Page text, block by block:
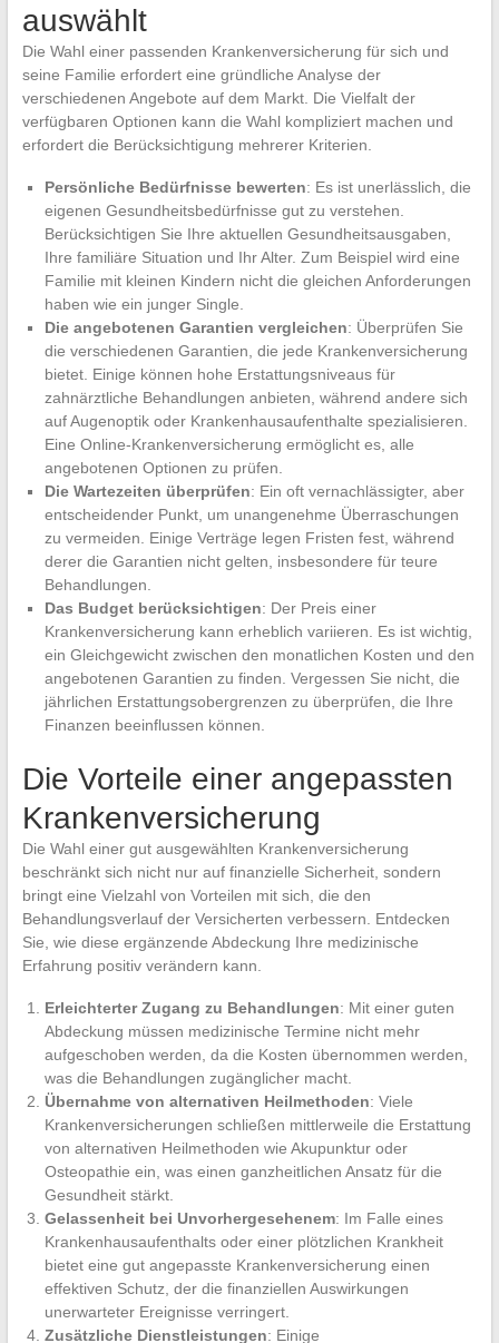
auswählt
Die Wahl einer passenden Krankenversicherung für sich und
seine Familie erfordert eine gründliche Analyse der
verschiedenen Angebote auf dem Markt. Die Vielfalt der
verfügbaren Optionen kann die Wahl kompliziert machen und
erfordert die Berücksichtigung mehrerer Kriterien.
Persönliche Bedürfnisse bewerten: Es ist unerlässlich, die
eigenen Gesundheitsbedürfnisse gut zu verstehen.
Berücksichtigen Sie Ihre aktuellen Gesundheitsausgaben,
Ihre familiäre Situation und Ihr Alter. Zum Beispiel wird eine
Familie mit kleinen Kindern nicht die gleichen Anforderungen
haben wie ein junger Single.
Die angebotenen Garantien vergleichen: Überprüfen Sie
die verschiedenen Garantien, die jede Krankenversicherung
bietet. Einige können hohe Erstattungsniveaus für
zahnärztliche Behandlungen anbieten, während andere sich
auf Augenoptik oder Krankenhausaufenthalte spezialisieren.
Eine Online-Krankenversicherung ermöglicht es, alle
angebotenen Optionen zu prüfen.
Die Wartezeiten überprüfen: Ein oft vernachlässigter, aber
entscheidender Punkt, um unangenehme Überraschungen
zu vermeiden. Einige Verträge legen Fristen fest, während
derer die Garantien nicht gelten, insbesondere für teure
Behandlungen.
Das Budget berücksichtigen: Der Preis einer
Krankenversicherung kann erheblich variieren. Es ist wichtig,
ein Gleichgewicht zwischen den monatlichen Kosten und den
angebotenen Garantien zu finden. Vergessen Sie nicht, die
jährlichen Erstattungsobergrenzen zu überprüfen, die Ihre
Finanzen beeinflussen können.
Die Vorteile einer angepassten
Krankenversicherung
Die Wahl einer gut ausgewählten Krankenversicherung
beschränkt sich nicht nur auf finanzielle Sicherheit, sondern
bringt eine Vielzahl von Vorteilen mit sich, die den
Behandlungsverlauf der Versicherten verbessern. Entdecken
Sie, wie diese ergänzende Abdeckung Ihre medizinische
Erfahrung positiv verändern kann.
Erleichterter Zugang zu Behandlungen: Mit einer guten
Abdeckung müssen medizinische Termine nicht mehr
aufgeschoben werden, da die Kosten übernommen werden,
was die Behandlungen zugänglicher macht.
Übernahme von alternativen Heilmethoden: Viele
Krankenversicherungen schließen mittlerweile die Erstattung
von alternativen Heilmethoden wie Akupunktur oder
Osteopathie ein, was einen ganzheitlichen Ansatz für die
Gesundheit stärkt.
Gelassenheit bei Unvorhergesehenem: Im Falle eines
Krankenhausaufenthalts oder einer plötzlichen Krankheit
bietet eine gut angepasste Krankenversicherung einen
effektiven Schutz, der die finanziellen Auswirkungen
unerwarteter Ereignisse verringert.
Zusätzliche Dienstleistungen: Einige